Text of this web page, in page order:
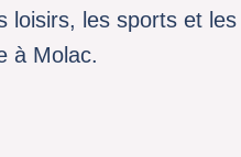
loisirs, les sports et
à Molac.